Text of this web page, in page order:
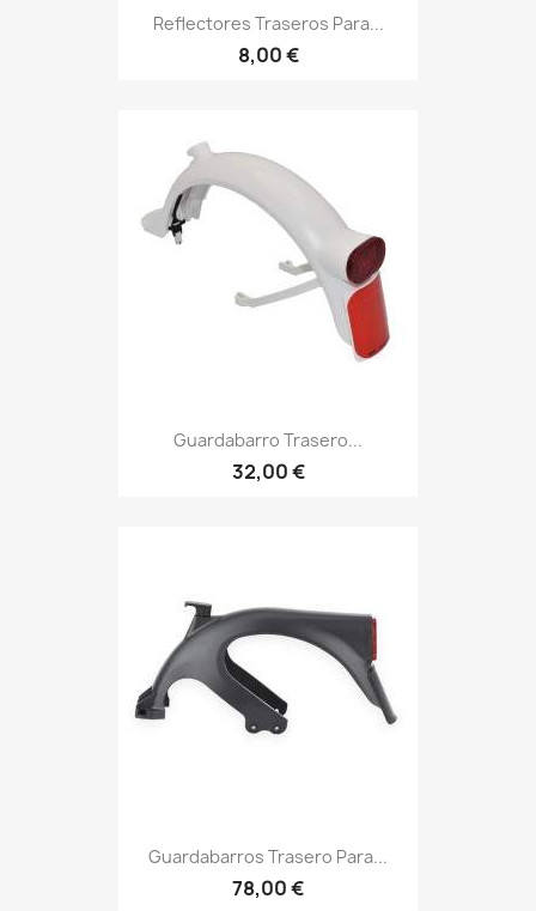
Reflectores Traseros Para...
8,00 €
Guardabarro Trasero...
32,00 €
Guardabarros Trasero Para...
78,00 €